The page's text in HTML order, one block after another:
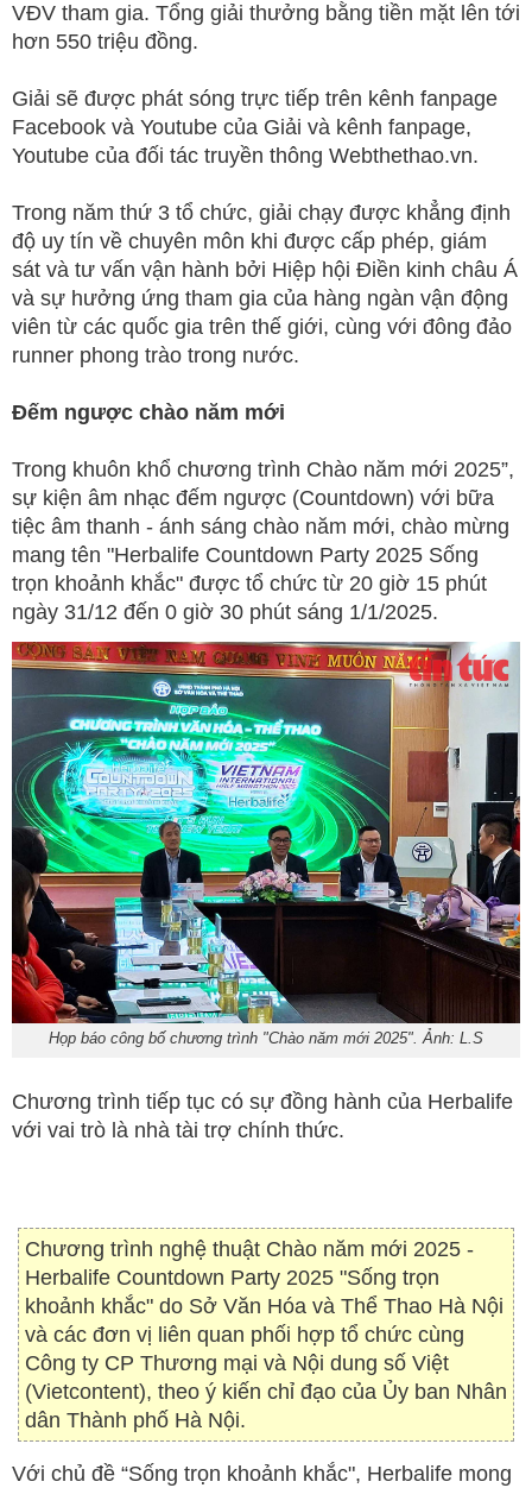
VĐV tham gia. Tổng giải thưởng bằng tiền mặt lên tới
hơn 550 triệu đồng.
Giải sẽ được phát sóng trực tiếp trên kênh fanpage
Facebook và Youtube của Giải và kênh fanpage,
Youtube của đối tác truyền thông Webthethao.vn.
Trong năm thứ 3 tổ chức, giải chạy được khẳng định
độ uy tín về chuyên môn khi được cấp phép, giám
sát và tư vấn vận hành bởi Hiệp hội Điền kinh châu Á
và sự hưởng ứng tham gia của hàng ngàn vận động
viên từ các quốc gia trên thế giới, cùng với đông đảo
runner phong trào trong nước.
Đếm ngược chào năm mới
Trong khuôn khổ chương trình Chào năm mới 2025”,
sự kiện âm nhạc đếm ngược (Countdown) với bữa
tiệc âm thanh - ánh sáng chào năm mới, chào mừng
mang tên "Herbalife Countdown Party 2025 Sống
trọn khoảnh khắc" được tổ chức từ 20 giờ 15 phút
ngày 31/12 đến 0 giờ 30 phút sáng 1/1/2025.
Họp báo công bố chương trình "Chào năm mới 2025". Ảnh: L.S
Chương trình tiếp tục có sự đồng hành của Herbalife
với vai trò là nhà tài trợ chính thức.
Chương trình nghệ thuật Chào năm mới 2025 -
Herbalife Countdown Party 2025 "Sống trọn
khoảnh khắc" do Sở Văn Hóa và Thể Thao Hà Nội
và các đơn vị liên quan phối hợp tổ chức cùng
Công ty CP Thương mại và Nội dung số Việt
(Vietcontent), theo ý kiến chỉ đạo của Ủy ban Nhân
dân Thành phố Hà Nội.
Với chủ đề “Sống trọn khoảnh khắc", Herbalife mong